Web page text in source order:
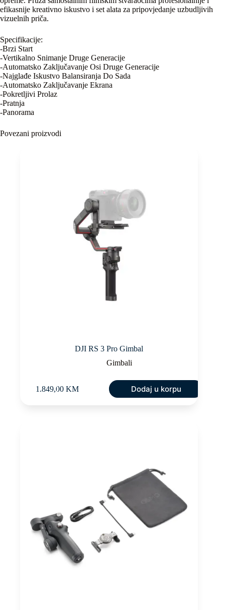
efikasnije kreativno iskustvo i set alata za pripovjedanje uzbudljivih
vizuelnih priča.
Specifikacije:
-Brzi Start
-Vertikalno Snimanje Druge Generacije
-Automatsko Zaključavanje Osi Druge Generacije
-Najglađe Iskustvo Balansiranja Do Sada
-Automatsko Zaključavanje Ekrana
-Pokretljivi Prolaz
-Pratnja
-Panorama
Povezani proizvodi
DJI RS 3 Pro Gimbal
Gimbali
1.849,00 KM Dodaj u korpu